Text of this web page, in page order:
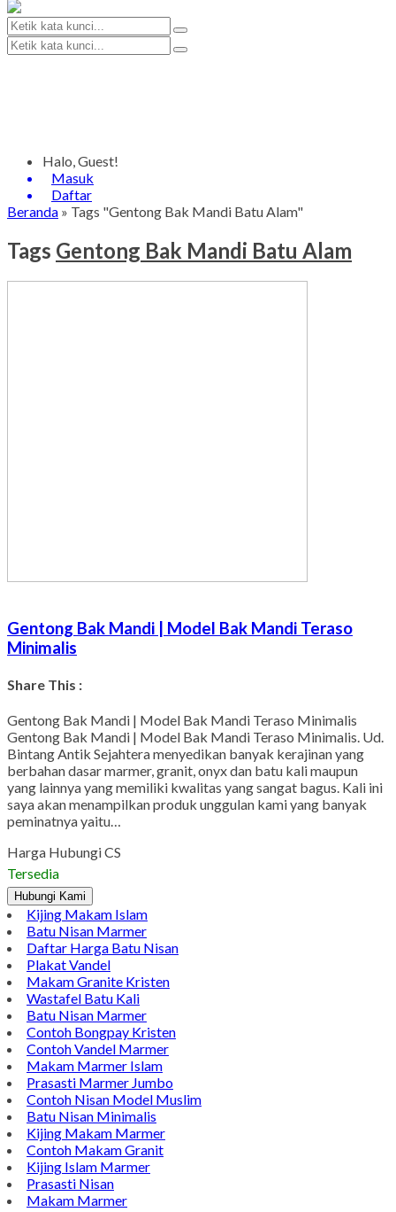
Halo, Guest!
Masuk
Daftar
Beranda » Tags "Gentong Bak Mandi Batu Alam"
Tags Gentong Bak Mandi Batu Alam
Gentong Bak Mandi | Model Bak Mandi Teraso
Minimalis
Share This :
Facebook
Twitter
WhatsApp
LinkedIn
Tumblr
Gmail
Gentong Bak Mandi | Model Bak Mandi Teraso Minimalis
Gentong Bak Mandi | Model Bak Mandi Teraso Minimalis. Ud.
Bintang Antik Sejahtera menyedikan banyak kerajinan yang
berbahan dasar marmer, granit, onyx dan batu kali maupun
yang lainnya yang memiliki kwalitas yang sangat bagus. Kali ini
saya akan menampilkan produk unggulan kami yang banyak
peminatnya yaitu…
Harga Hubungi CS
Tersedia
Hubungi Kami
Kijing Makam Islam
Batu Nisan Marmer
Daftar Harga Batu Nisan
Plakat Vandel
Makam Granite Kristen